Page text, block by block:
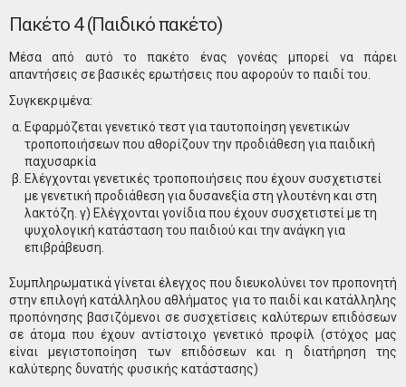
Πακέτο 4 (Παιδικό πακέτο)
Μέσα από αυτό το πακέτο ένας γονέας μπορεί να πάρει
απαντήσεις σε βασικές ερωτήσεις που αφορούν το παιδί του.
Συγκεκριμένα:
Εφαρμόζεται γενετικό τεστ για ταυτοποίηση γενετικών
τροποποιήσεων που αθορίζουν την προδιάθεση για παιδική
παχυσαρκία
Ελέγχονται γενετικές τροποποιήσεις που έχουν συσχετιστεί
με γενετική προδιάθεση για δυσανεξία στη γλουτένη και στη
λακτόζη. γ) Ελέγχονται γονίδια που έχουν συσχετιστεί με τη
ψυχολογική κατάσταση του παιδιού και την ανάγκη για
επιβράβευση.
Συμπληρωματικά γίνεται έλεγχος που διευκολύνει τον προπονητή
στην επιλογή κατάλληλου αθλήματος για το παιδί και κατάλληλης
προπόνησης βασιζόμενοι σε συσχετίσεις καλύτερων επιδόσεων
σε άτομα που έχουν αντίστοιχο γενετικό προφίλ (στόχος μας
είναι μεγιστοποίηση των επιδόσεων και η διατήρηση της
καλύτερης δυνατής φυσικής κατάστασης)